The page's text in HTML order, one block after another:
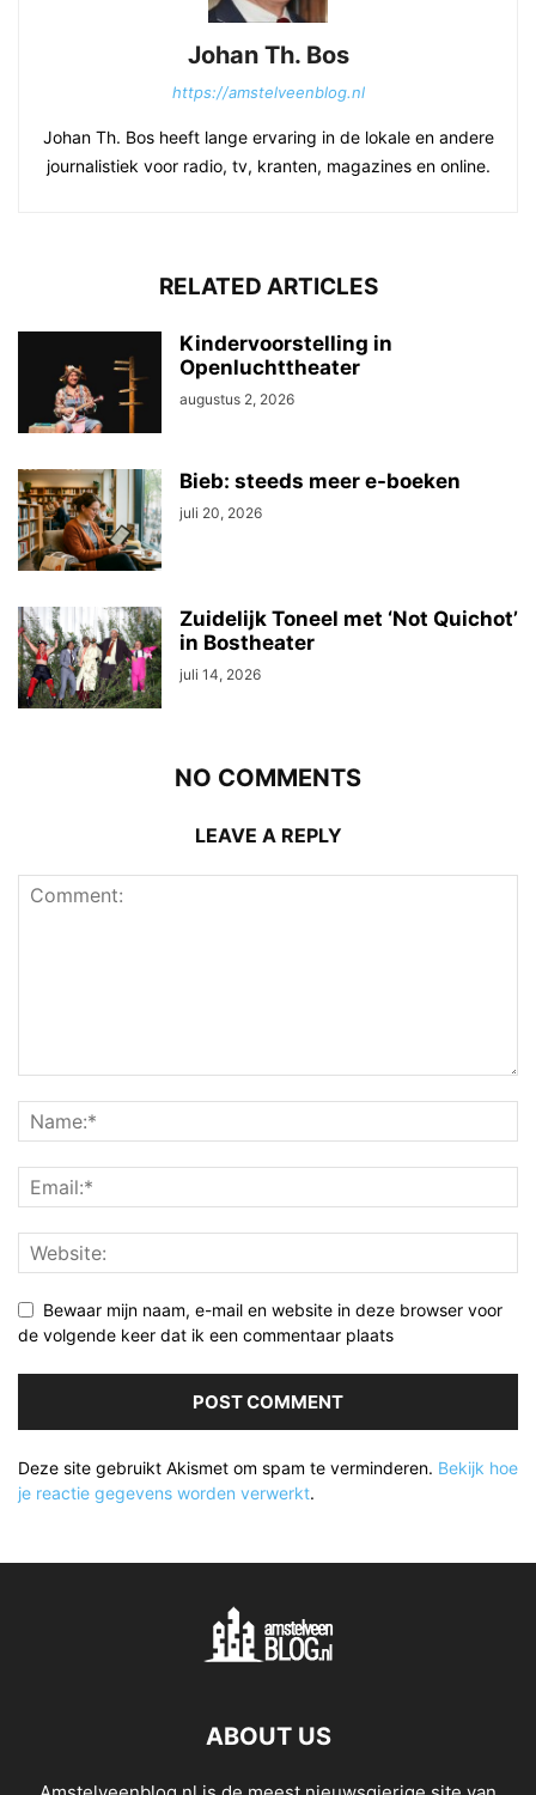
Johan Th. Bos
https://amstelveenblog.nl
Johan Th. Bos heeft lange ervaring in de lokale en andere
journalistiek voor radio, tv, kranten, magazines en online.
RELATED ARTICLES
Kindervoorstelling in
Openluchttheater
augustus 2, 2026
Bieb: steeds meer e-boeken
juli 20, 2026
Zuidelijk Toneel met ‘Not Quichot’
in Bostheater
juli 14, 2026
NO COMMENTS
LEAVE A REPLY
Bewaar mijn naam, e-mail en website in deze browser voor
de volgende keer dat ik een commentaar plaats
Deze site gebruikt Akismet om spam te verminderen. Bekijk hoe
je reactie gegevens worden verwerkt.
ABOUT US